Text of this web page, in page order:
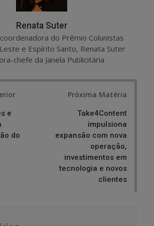
Renata Suter
do Prêmio Colunistas
e Espírito Santo, Renata Suter
chefe da Janela Publicitária
e
do
Próxima Matéria
Take4Content
impulsiona
expansão com nova
operação,
investimentos em
tecnologia e novos
clientes